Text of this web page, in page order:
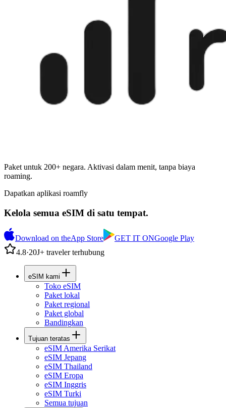
Paket untuk 200+ negara. Aktivasi dalam menit, tanpa biaya
roaming.
Dapatkan aplikasi roamfly
Kelola semua eSIM di satu tempat.
Download on theApp Store GET IT ONGoogle Play
4.8·20J+ traveler terhubung
eSIM kami
Toko eSIM
Paket lokal
Paket regional
Paket global
Bandingkan
Tujuan teratas
eSIM Amerika Serikat
eSIM Jepang
eSIM Thailand
eSIM Eropa
eSIM Inggris
eSIM Turki
Semua tujuan